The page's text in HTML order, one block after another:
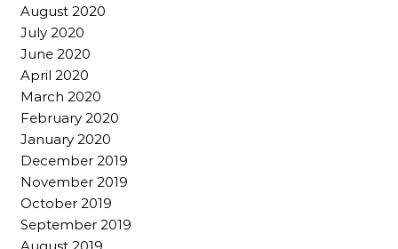
August 2020
July 2020
June 2020
April 2020
March 2020
February 2020
January 2020
December 2019
November 2019
October 2019
September 2019